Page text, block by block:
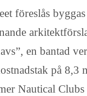
föreslås
en bantad
på 8,3
Nautical Clubs